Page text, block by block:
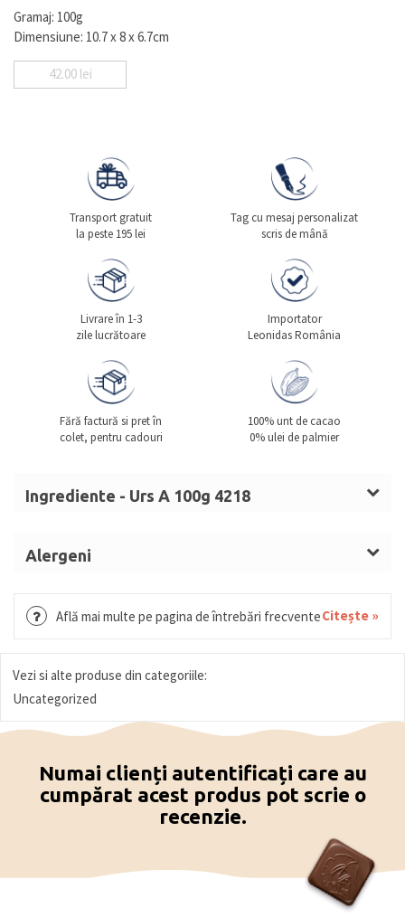
de
clienți
Gramaj: 100g
Dimensiune: 10.7 x 8 x 6.7cm
42.00 lei
Transport gratuit
la peste 195 lei
Tag cu mesaj personalizat
scris de mână
Livrare în 1-3
zile lucrătoare
Importator
Leonidas România
Fără factură si pret în
colet, pentru cadouri
100% unt de cacao
0% ulei de palmier
Ingrediente - Urs A 100g 4218
(lecitină de
), masă de cacao, aromă, colorant:
de cacao). Ciocolată neagră (min. 54% solide de
cacao): masă de cacao, zahăr, unt de cacao,
25% cacao solidă).
Alergeni
Află mai multe pe pagina de întrebări frecventeCitește »
Vezi si alte produse din categoriile:
Uncategorized
Numai clienți autentificați care au
cumpărat acest produs pot scrie o
recenzie.